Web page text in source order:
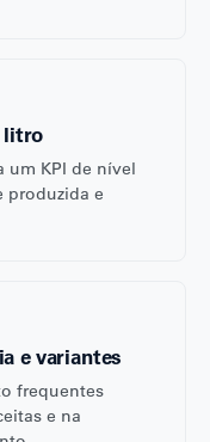
litro
um KPI de nível
produzida e
e variantes
frequentes
e na